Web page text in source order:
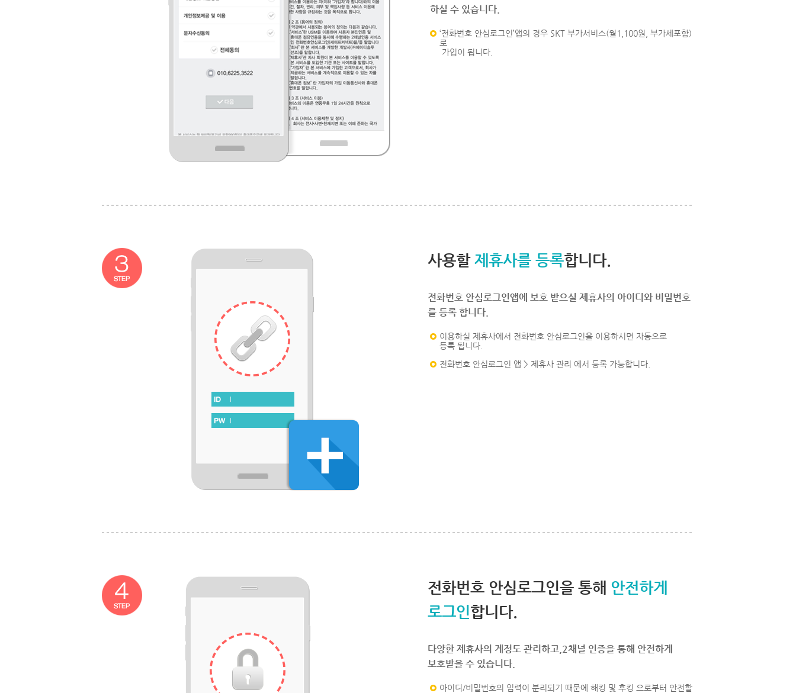
하실 수 있습니다.
‘전화번호 안심로그인’앱의 경우 SKT 부가서비스(월1,100원, 부가세포함)
로
가입이 됩니다.
사용할 제휴사를 등록합니다.
전화번호 안심로그인앱에 보호 받으실 제휴사의 아이디와 비밀번호
를 등록 합니다.
이용하실 제휴사에서 전화번호 안심로그인을 이용하시면 자동으로
등록 됩니다.
전화번호 안심로그인 앱 > 제휴사 관리 에서 등록 가능합니다.
전화번호 안심로그인을 통해 안전하게
로그인합니다.
다양한 제휴사의 계정도 관리하고,2채널 인증을 통해 안전하게
보호받을 수 있습니다.
아이디/비밀번호의 입력이 분리되기 때문에 해킹 및 후킹 으로부터 안전할